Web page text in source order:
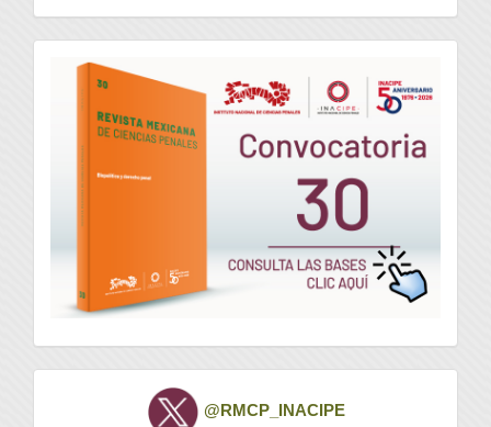
convocatoria
Twitter @RMCP_INACIPE